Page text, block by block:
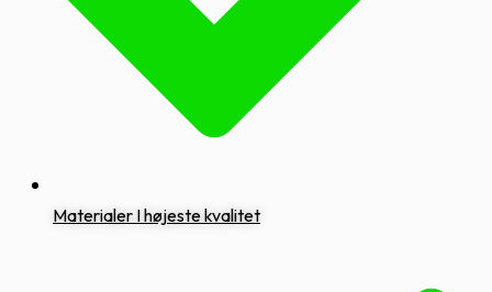
Materialer I højeste kvalitet